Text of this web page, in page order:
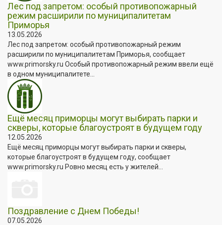
Лес под запретом: особый противопожарный
режим расширили по муниципалитетам
Приморья
13.05.2026
Лес под запретом: особый противопожарный режим
расширили по муниципалитетам Приморья, сообщает
www.primorsky.ru Особый противопожарный режим ввели ещё
в одном муниципалитете...
Ещё месяц приморцы могут выбирать парки и
скверы, которые благоустроят в будущем году
12.05.2026
Ещё месяц приморцы могут выбирать парки и скверы,
которые благоустроят в будущем году, сообщает
www.primorsky.ru Ровно месяц есть у жителей...
Поздравление с Днем Победы!
07.05.2026